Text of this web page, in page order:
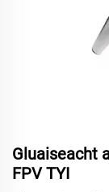
Gluaiseacht
FPV TYI